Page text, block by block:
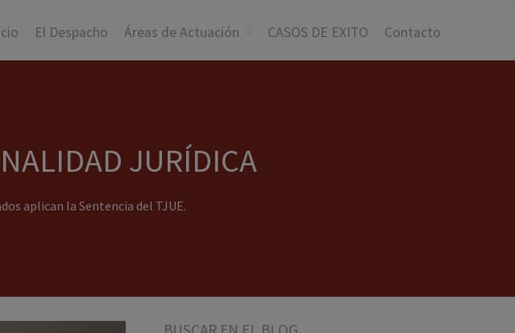
El Despacho Áreas de Actuación CASOS DE EXITO Contacto
JURÍDICA
aplican la Sentencia del TJUE.